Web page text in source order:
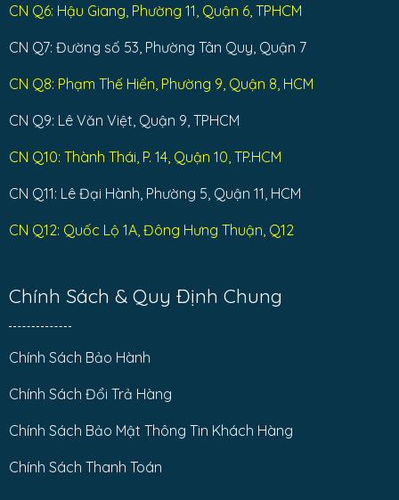
CN Q6: Hậu Giang, Phường 11, Quận 6, TPHCM
CN Q7: Đường số 53, Phường Tân Quy, Quận 7
CN Q8: Phạm Thế Hiển, Phường 9, Quận 8, HCM
CN Q9: Lê Văn Việt, Quận 9, TPHCM
CN Q10: Thành Thái, P. 14, Quận 10, TP.HCM
CN Q11: Lê Đại Hành, Phường 5, Quận 11, HCM
CN Q12: Quốc Lộ 1A, Đông Hưng Thuận, Q12
Chính Sách & Quy Định Chung
Chính Sách Bảo Hành
Chính Sách Đổi Trả Hàng
Chính Sách Bảo Mật Thông Tin Khách Hàng
Chính Sách Thanh Toán